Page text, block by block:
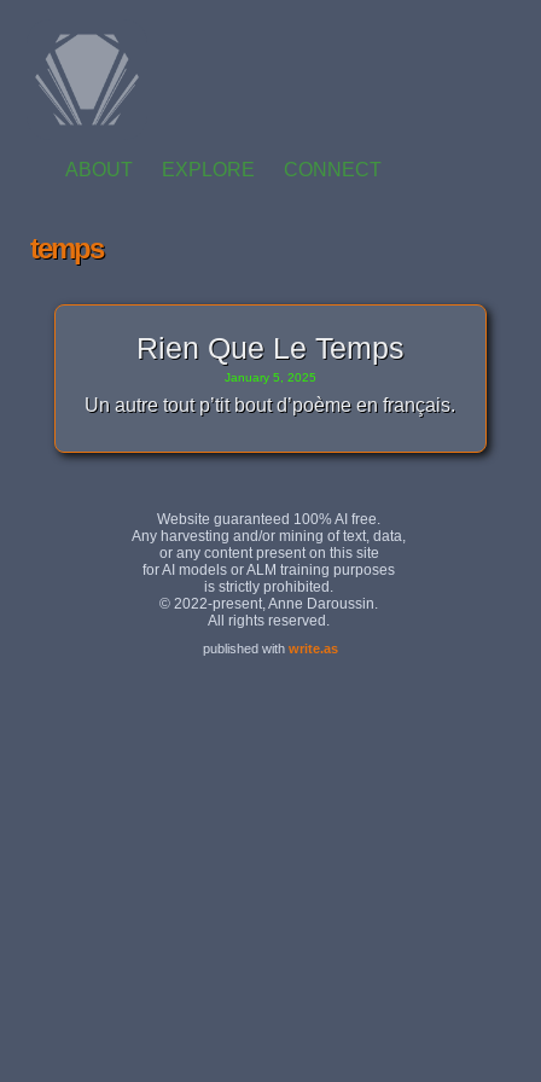
ABOUT EXPLORE CONNECT
temps
Rien Que Le Temps
January 5, 2025
Un autre tout p’tit bout d’poème en français.
published with write.as